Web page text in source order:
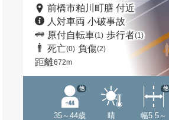
前橋市粕川町膳 付近
人対車両 小破事故
原付自転車(1) 歩行者(1)
死亡(0) 負傷(2)
距離672m
35～44歳
他
晴
幅5.5～
他